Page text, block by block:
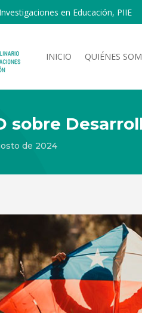
en Educación, PIIE
INICIO QUIÉNES
sobre
de 2024